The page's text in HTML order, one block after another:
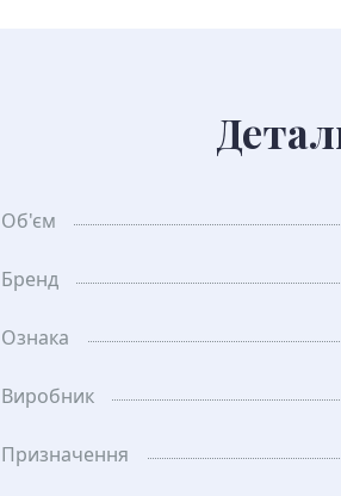
Об'єм
Бренд
Ознака
Виробник
Призначення